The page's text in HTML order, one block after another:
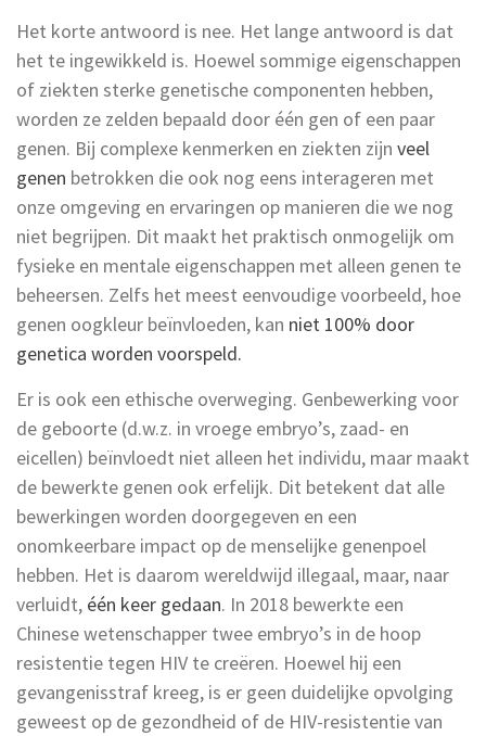
Het korte antwoord is nee. Het lange antwoord is dat
het te ingewikkeld is. Hoewel sommige eigenschappen
of ziekten sterke genetische componenten hebben,
worden ze zelden bepaald door één gen of een paar
genen. Bij complexe kenmerken en ziekten zijn veel
genen betrokken die ook nog eens interageren met
onze omgeving en ervaringen op manieren die we nog
niet begrijpen. Dit maakt het praktisch onmogelijk om
fysieke en mentale eigenschappen met alleen genen te
beheersen. Zelfs het meest eenvoudige voorbeeld, hoe
genen oogkleur beïnvloeden, kan niet 100% door
genetica worden voorspeld.
Er is ook een ethische overweging. Genbewerking voor
de geboorte (d.w.z. in vroege embryo’s, zaad- en
eicellen) beïnvloedt niet alleen het individu, maar maakt
de bewerkte genen ook erfelijk. Dit betekent dat alle
bewerkingen worden doorgegeven en een
onomkeerbare impact op de menselijke genenpoel
hebben. Het is daarom wereldwijd illegaal, maar, naar
verluidt, één keer gedaan. In 2018 bewerkte een
Chinese wetenschapper twee embryo’s in de hoop
resistentie tegen HIV te creëren. Hoewel hij een
gevangenisstraf kreeg, is er geen duidelijke opvolging
geweest op de gezondheid of de HIV-resistentie van